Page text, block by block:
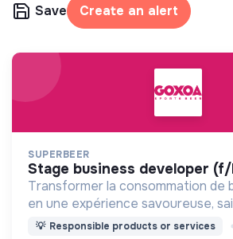
Save Create an alert
SUPERBEER
stage business developer
Transformer la consommation de
en une expérience savoureuse,
soutenable.
💡 Responsible products or services